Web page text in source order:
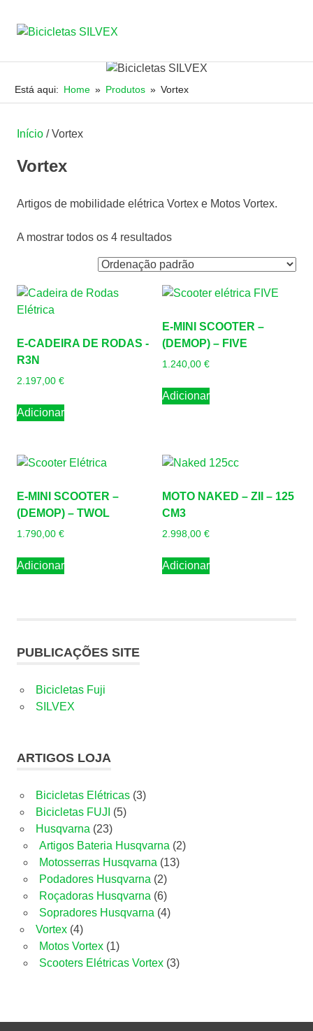
content
SILVEX
&
LDA
Está aqui: Home Produtos Vortex
Início / Vortex
Vortex
Artigos de mobilidade elétrica Vortex e Motos Vortex.
A mostrar todos os 4 resultados
E-CADEIRA DE RODAS -
R3N
2.197,00 €
Adicionar
E-MINI SCOOTER –
(DEMOP) – FIVE
1.240,00 €
Adicionar
E-MINI SCOOTER –
(DEMOP) – TWOL
1.790,00 €
Adicionar
MOTO NAKED – ZII – 125
CM3
2.998,00 €
Adicionar
PUBLICAÇÕES SITE
Bicicletas Fuji
SILVEX
ARTIGOS LOJA
Bicicletas Elétricas 33
Bicicletas FUJI 55
Husqvarna 2323
produtos
Artigos Bateria Husqvarna 22
Motosserras Husqvarna 1313
Podadores Husqvarna 22
produtos
Roçadoras Husqvarna 66
produtos
Sopradores Husqvarna 44
Vortex 44
produtos
Motos Vortex 11
produto
Scooters Elétricas Vortex 33